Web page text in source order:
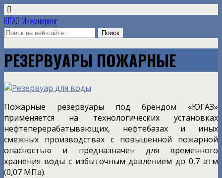
ЮГАЗ-Инжиниринг
РЕЗЕРВУАРЫ ПОЖАРНЫЕ
Пожарные резервуары под брендом «ЮГАЗ»
применяется на технологических установках
нефтеперерабатывающих, нефтебазах и иных
смежных производствах с повышенной пожарной
опасностью и предназначен для временного
хранения воды с избыточным давлением до 0,7 атм
(0,07 МПа).